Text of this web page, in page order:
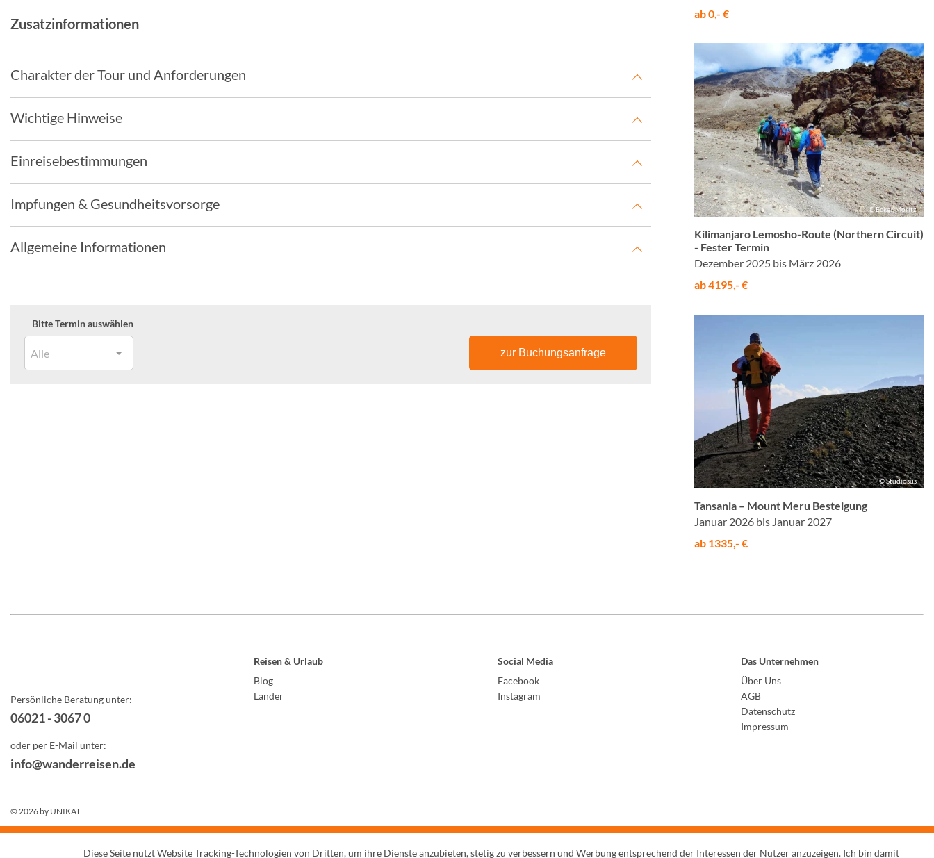
Zusatzinformationen
Charakter der Tour und Anforderungen
Wichtige Hinweise
Einreisebestimmungen
Impfungen & Gesundheitsvorsorge
Allgemeine Informationen
Bitte Termin auswählen
Alle zur Buchungsanfrage
ab 0,- €
© Ecker, Moritz
Kilimanjaro Lemosho-Route (Northern Circuit)
- Fester Termin
Dezember 2025 bis März 2026
ab 4195,- €
© Studiosus
Tansania – Mount Meru Besteigung
Januar 2026 bis Januar 2027
ab 1335,- €
Persönliche Beratung unter:
06021 - 3067 0
oder per E-Mail unter:
info@wanderreisen.de
Reisen & Urlaub
Blog
Länder
Social Media
Facebook
Instagram
Das Unternehmen
Über Uns
AGB
Datenschutz
Impressum
© 2026 by UNIKAT
Diese Seite nutzt Website Tracking-Technologien von Dritten, um ihre Dienste anzubieten, stetig zu verbessern und Werbung entsprechend der Interessen der Nutzer anzuzeigen. Ich bin damit